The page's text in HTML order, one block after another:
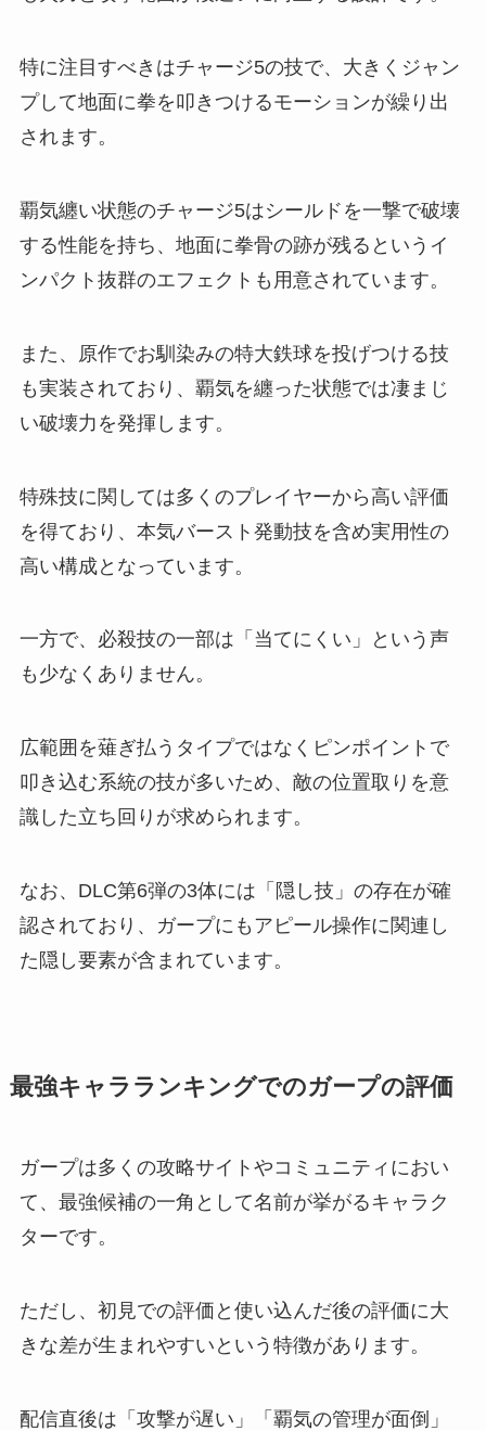
特に注目すべきはチャージ5の技で、大きくジャン
プして地面に拳を叩きつけるモーションが繰り出
されます。
覇気纏い状態のチャージ5はシールドを一撃で破壊
する性能を持ち、地面に拳骨の跡が残るというイ
ンパクト抜群のエフェクトも用意されています。
また、原作でお馴染みの特大鉄球を投げつける技
も実装されており、覇気を纏った状態では凄まじ
い破壊力を発揮します。
特殊技に関しては多くのプレイヤーから高い評価
を得ており、本気バースト発動技を含め実用性の
高い構成となっています。
一方で、必殺技の一部は「当てにくい」という声
も少なくありません。
広範囲を薙ぎ払うタイプではなくピンポイントで
叩き込む系統の技が多いため、敵の位置取りを意
識した立ち回りが求められます。
なお、DLC第6弾の3体には「隠し技」の存在が確
認されており、ガープにもアピール操作に関連し
た隠し要素が含まれています。
最強キャラランキングでのガープの評価
ガープは多くの攻略サイトやコミュニティにおい
て、最強候補の一角として名前が挙がるキャラク
ターです。
ただし、初見での評価と使い込んだ後の評価に大
きな差が生まれやすいという特徴があります。
配信直後は「攻撃が遅い」「覇気の管理が面倒」